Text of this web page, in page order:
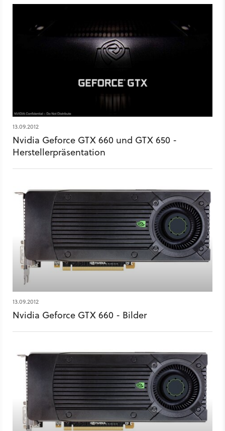
13.09.2012
Nvidia Geforce GTX 660 und GTX 650 -
Herstellerpräsentation
13.09.2012
Nvidia Geforce GTX 660 - Bilder